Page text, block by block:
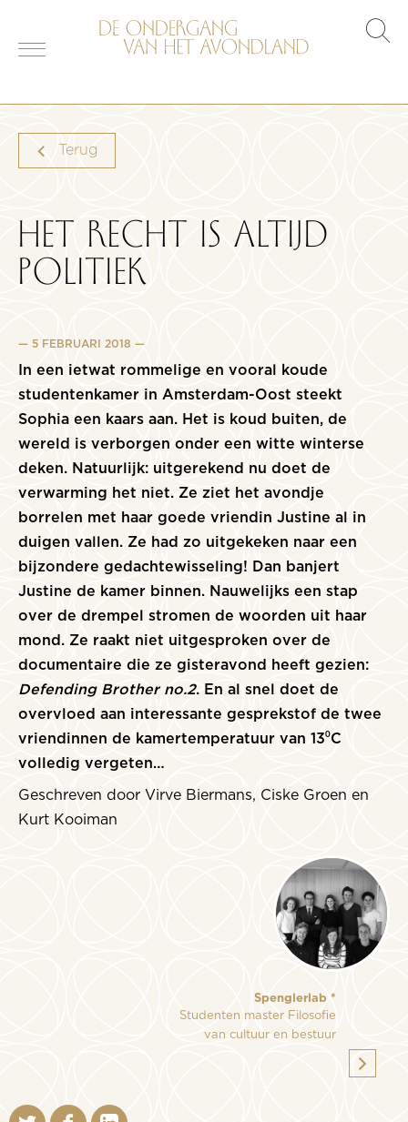
Terug
HET RECHT IS ALTIJD
POLITIEK
5 FEBRUARI 2018
In een ietwat rommelige en vooral koude
studentenkamer in Amsterdam-Oost steekt
Sophia een kaars aan. Het is koud buiten, de
wereld is verborgen onder een witte winterse
deken. Natuurlijk: uitgerekend nu doet de
verwarming het niet. Ze ziet het avondje
borrelen met haar goede vriendin Justine al in
duigen vallen. Ze had zo uitgekeken naar een
bijzondere gedachtewisseling! Dan banjert
Justine de kamer binnen. Nauwelijks een stap
over de drempel stromen de woorden uit haar
mond. Ze raakt niet uitgesproken over de
documentaire die ze gisteravond heeft gezien:
Defending Brother no.2. En al snel doet de
overvloed aan interessante gesprekstof de twee
vriendinnen de kamertemperatuur van 13⁰C
volledig vergeten…
Geschreven door Virve Biermans, Ciske Groen en
Kurt Kooiman
Spenglerlab *
Studenten master Filosofie
van cultuur en bestuur